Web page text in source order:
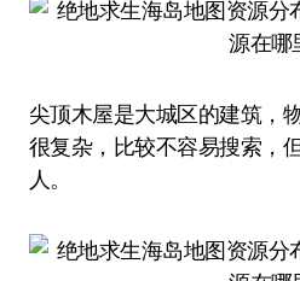
尖顶木屋是大城区的建筑，
很复杂，比较不容易搜索，
人。